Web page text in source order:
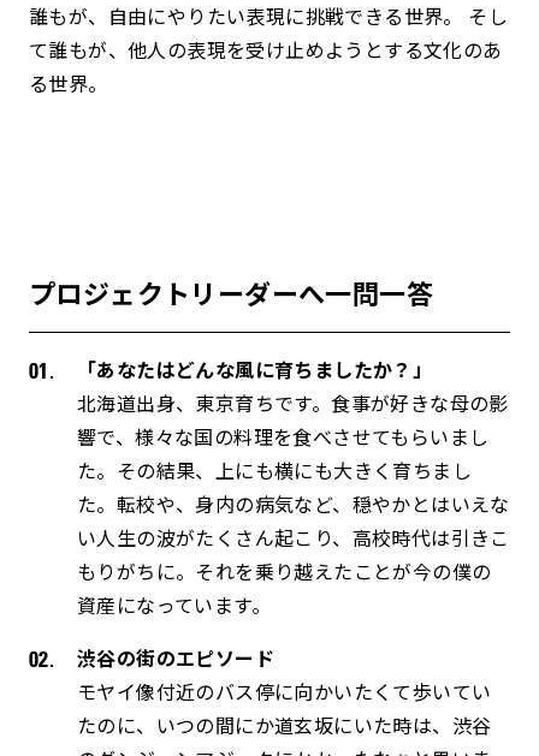
誰もが、自由にやりたい表現に挑戦できる世界。 そし
て誰もが、他人の表現を受け止めようとする文化のあ
る世界。
プロジェクトリーダーへ一問一答
「あなたはどんな風に育ちましたか？」
北海道出身、東京育ちです。食事が好きな母の影
響で、様々な国の料理を食べさせてもらいまし
た。その結果、上にも横にも大きく育ちまし
た。転校や、身内の病気など、穏やかとはいえな
い人生の波がたくさん起こり、高校時代は引きこ
もりがちに。それを乗り越えたことが今の僕の
資産になっています。
渋谷の街のエピソード
モヤイ像付近のバス停に向かいたくて歩いてい
たのに、いつの間にか道玄坂にいた時は、渋谷